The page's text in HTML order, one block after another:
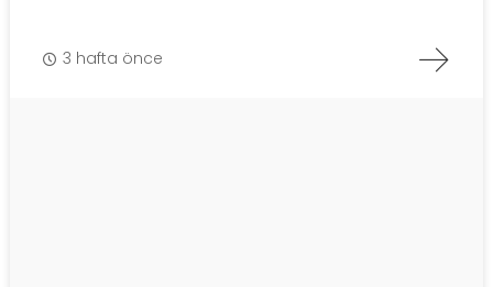
3 hafta önce